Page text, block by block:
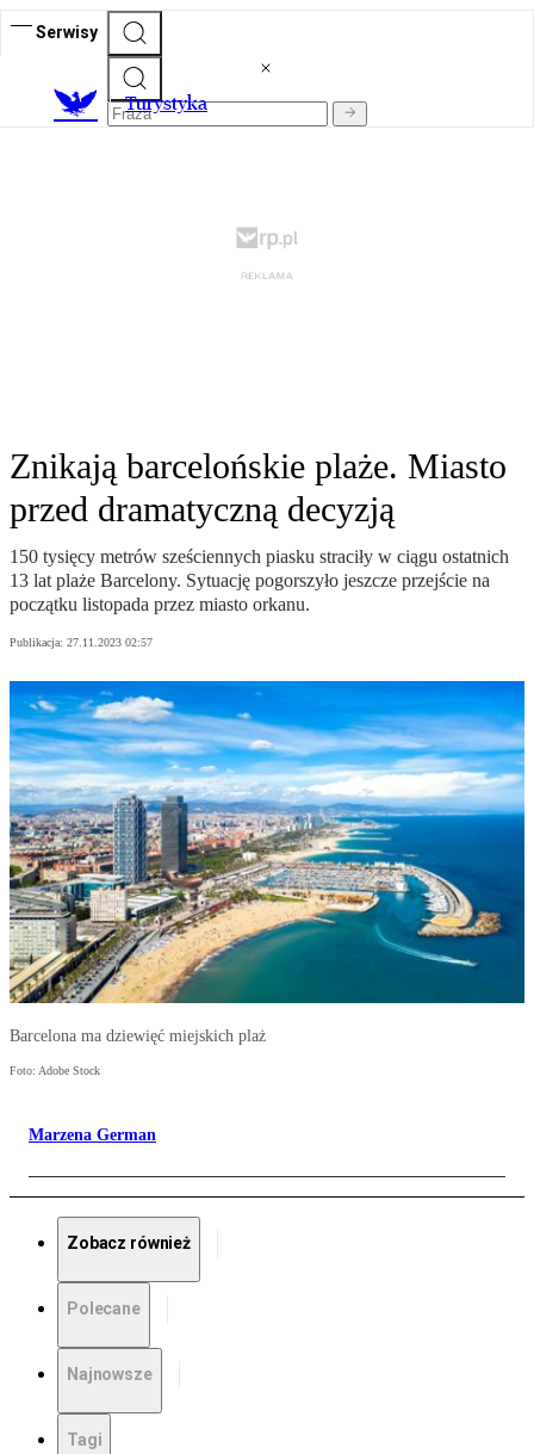
Serwisy
Turystyka
Znikają barcelońskie plaże. Miasto
przed dramatyczną decyzją
150 tysięcy metrów sześciennych piasku straciły w ciągu ostatnich
13 lat plaże Barcelony. Sytuację pogorszyło jeszcze przejście na
początku listopada przez miasto orkanu.
Publikacja: 27.11.2023 02:57
Barcelona ma dziewięć miejskich plaż
Foto: Adobe Stock
Marzena German
Zobacz również
Polecane
Najnowsze
Tagi